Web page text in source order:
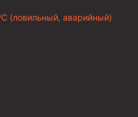
(ловильный, аварийный)